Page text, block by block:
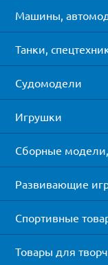
Машины,
Танки,
Судомодели
Игрушки
Сборные
Развивающие
Спортивные
Товары для